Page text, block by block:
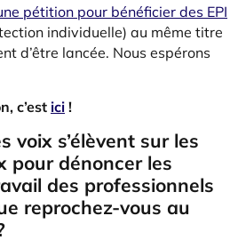
pétition pour bénéficier des EPI
individuelle) au même titre
d’être lancée. Nous espérons
c’est ici !
voix s’élèvent sur les
pour dénoncer les
des professionnels
reprochez-vous au